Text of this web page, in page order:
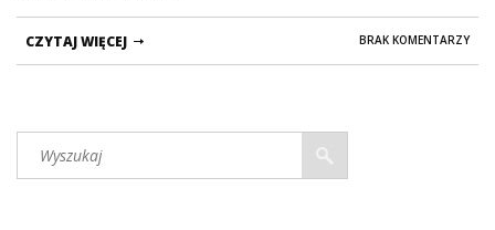
BRAK KOMENTARZY
CZYTAJ WIĘCEJ